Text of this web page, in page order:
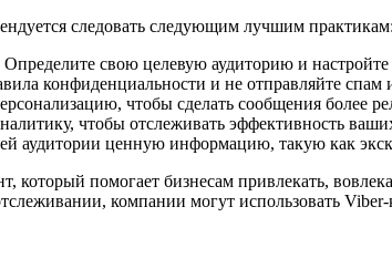
следовать следующим лучшим практикам:
свою целевую аудиторию и
конфиденциальности и не отправляйте
чтобы сделать сообщения более
чтобы отслеживать эффективность
аудитории ценную информацию, такую как
который помогает бизнесам привлекать,
компании могут использовать